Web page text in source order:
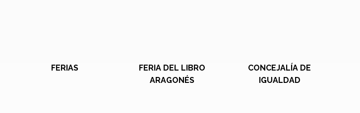
FERIAS
FERIA DEL LIBRO
ARAGONÉS
CONCEJALÍA DE
IGUALDAD